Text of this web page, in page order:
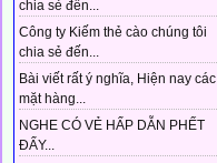
chia sẻ đến...
Công ty Kiếm thẻ cào chúng tôi
chia sẻ đến...
Bài viết rất ý nghĩa, Hiện nay các
mặt hàng...
NGHE CÓ VẺ HẤP DẪN PHẾT
ĐẤY...